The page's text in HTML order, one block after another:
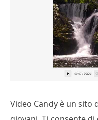
Video Candy è un